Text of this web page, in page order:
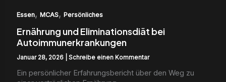
Essen,MCAS,Persönliches
Ernährung und Eliminationsdiät bei
Autoimmunerkrankungen
Januar 28, 2026 |Schreibe einen Kommentar
Ein per­sön­lich­er Erfahrungs­bericht über den Weg zu